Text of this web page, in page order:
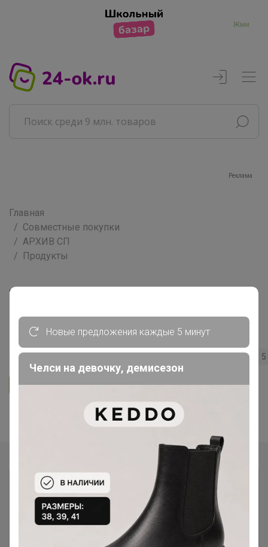
Жми
Реклама
Главная
Совместные покупки
АРХИВ СП
Продукты
***Кондитерская витрина*** Всё
вкусно поесть!
5
Ответить
Показаны записи1-8из8
Новые предложения каждые 5 минут
Челси на девочку, демисезон